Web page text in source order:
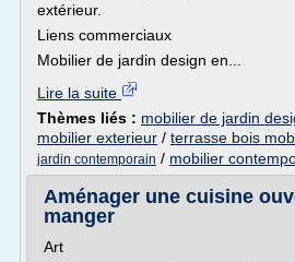
extérieur.
Liens commerciaux
Mobilier de jardin design en...
Lire la suite
Thèmes liés : mobilier de jardin
mobilier exterieur / terrasse bois
jardin contemporain / mobilier
Aménager une cuisine
manger
Art